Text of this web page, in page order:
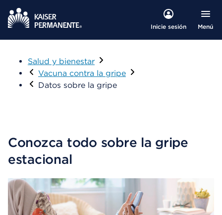
Inicie sesión Menú
Salud y bienestar
Visitar
Vacuna contra la gripe
Datos sobre la gripe
Conozca todo sobre la gripe
estacional